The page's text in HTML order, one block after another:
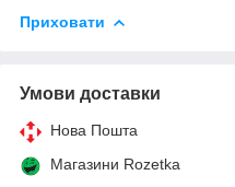
Приховати
Умови доставки
Нова Пошта
Магазини Rozetka